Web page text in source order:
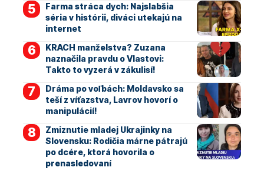
Farma stráca dych: Najslabšia
séria v histórii, diváci utekajú na
internet
KRACH manželstva? Zuzana
naznačila pravdu o Vlastovi:
Takto to vyzerá v zákulisí!
Dráma po voľbách: Moldavsko sa
teší z víťazstva, Lavrov hovorí o
manipulácií!
Zmiznutie mladej Ukrajinky na
Slovensku: Rodičia márne pátrajú
po dcére, ktorá hovorila o
prenasledovaní